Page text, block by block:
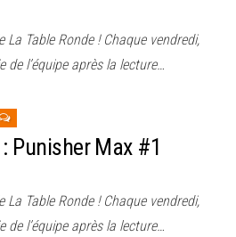
La Table Ronde ! Chaque vendredi,
de l’équipe après la lecture…
Punisher Max #1
La Table Ronde ! Chaque vendredi,
de l’équipe après la lecture…